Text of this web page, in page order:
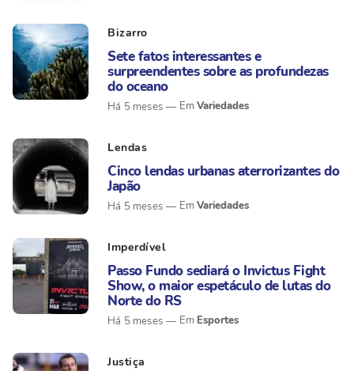
Bizarro
Sete fatos interessantes e
surpreendentes sobre as profundezas
do oceano
Há 5 meses Variedades
Lendas
Cinco lendas urbanas aterrorizantes do
Japão
Há 5 meses Variedades
Imperdível
Passo Fundo sediará o Invictus Fight
Show, o maior espetáculo de lutas do
Norte do RS
Há 5 meses Esportes
Justiça